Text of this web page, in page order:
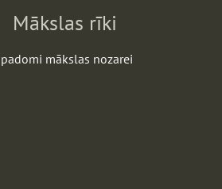
Mākslas rīki
mākslas nozarei